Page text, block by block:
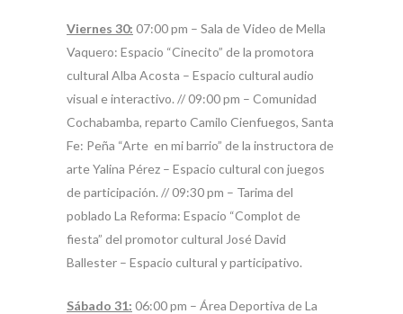
Viernes 30: 07:00 pm – Sala de Video de Mella
Vaquero: Espacio “Cinecito” de la promotora
cultural Alba Acosta – Espacio cultural audio
visual e interactivo. // 09:00 pm – Comunidad
Cochabamba, reparto Camilo Cienfuegos, Santa
Fe: Peña “Arte en mi barrio” de la instructora de
arte Yalina Pérez – Espacio cultural con juegos
de participación. // 09:30 pm – Tarima del
poblado La Reforma: Espacio “Complot de
fiesta” del promotor cultural José David
Ballester – Espacio cultural y participativo.
Sábado 31: 06:00 pm – Área Deportiva de La